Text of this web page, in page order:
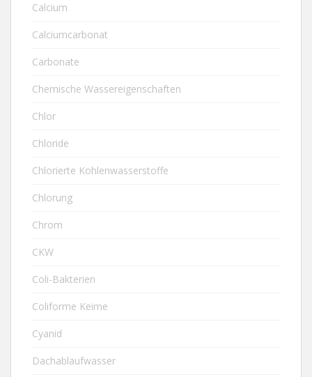
Calcium
Calciumcarbonat
Carbonate
Chemische Wassereigenschaften
Chlor
Chloride
Chlorierte Kohlenwasserstoffe
Chlorung
Chrom
CKW
Coli-Bakterien
Coliforme Keime
Cyanid
Dachablaufwasser